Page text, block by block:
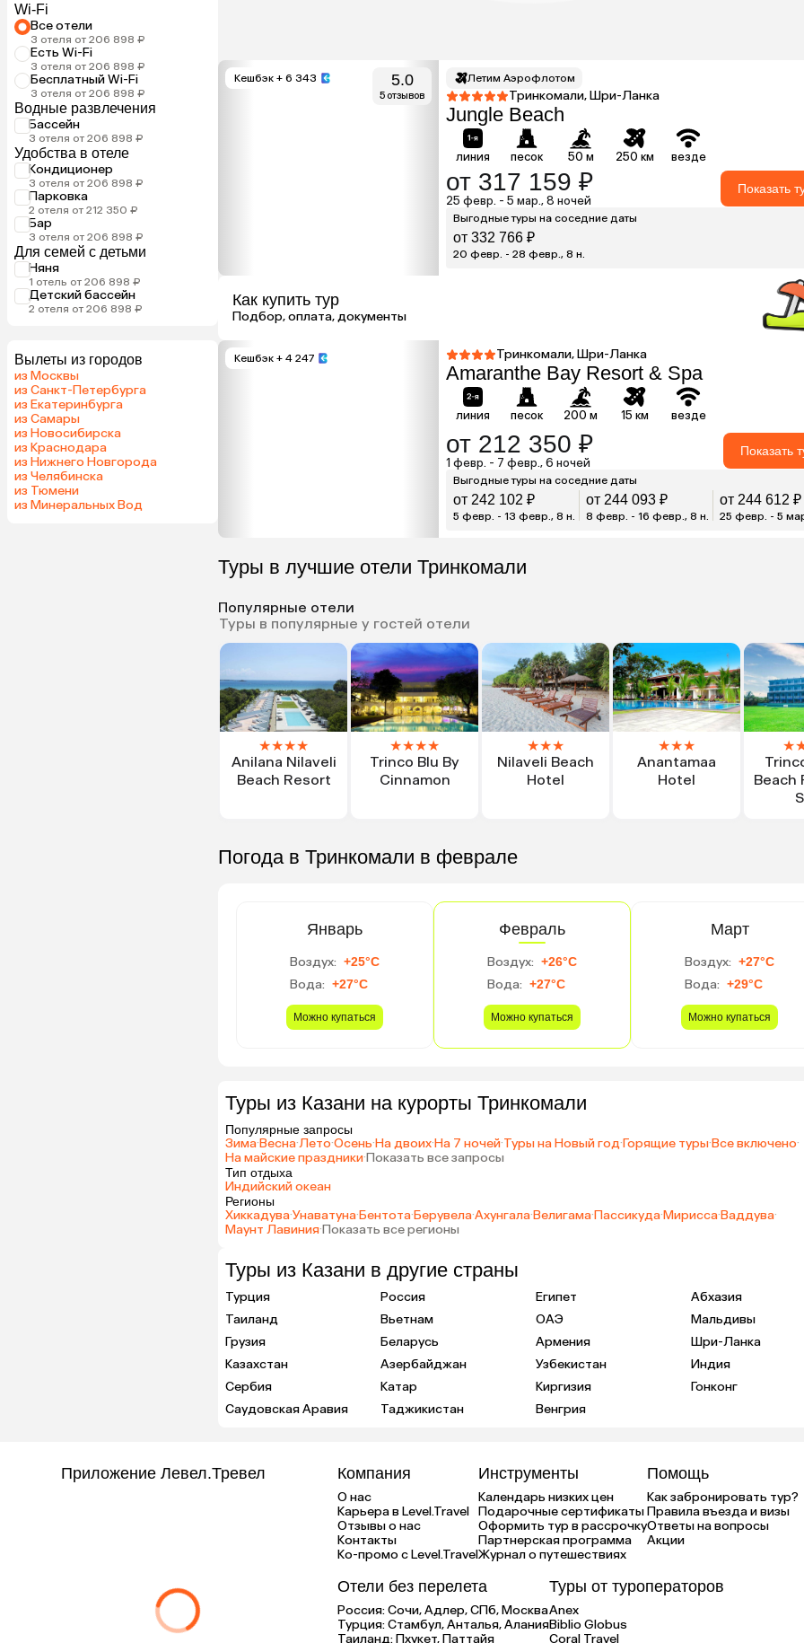
Wi-Fi
Все отели
3 отеля от 206 898 ₽
Есть Wi-Fi
3 отеля от 206 898 ₽
Бесплатный Wi-Fi
3 отеля от 206 898 ₽
Водные развлечения
Бассейн
3 отеля от 206 898 ₽
Удобства в отеле
Кондиционер
3 отеля от 206 898 ₽
Парковка
2 отеля от 212 350 ₽
Бар
3 отеля от 206 898 ₽
Для семей с детьми
Няня
1 отель от 206 898 ₽
Детский бассейн
2 отеля от 206 898 ₽
Вылеты из городов
из Москвы
из Санкт-Петербурга
из Екатеринбурга
из Самары
из Новосибирска
из Краснодара
из Нижнего Новгорода
из Челябинска
из Тюмени
из Минеральных Вод
Кешбэк + 6 343 5.0
5 отзывов
Летим Аэрофлотом
Тринкомали, Шри-Ланка
Jungle Beach
линия песок 50 м 250 км везде
от 317 159 ₽
25 февр. - 5 мар., 8 ночей
Показать
Выгодные туры на соседние даты
от 332 766 ₽
20 февр. - 28 февр., 8 н.
Как купить тур
Подбор, оплата, документы
Кешбэк + 4 247 Тринкомали, Шри-Ланка
Amaranthe Bay Resort & Spa
линия песок 200 м 15 км везде
от 212 350 ₽
1 февр. - 7 февр., 6 ночей
Показать
Выгодные туры на соседние даты
от 242 102 ₽
5 февр. - 13 февр., 8 н.
от 244 093 ₽
8 февр. - 16 февр., 8 н.
от 244 612 ₽
25 февр. - 5
Туры в лучшие отели Тринкомали
Популярные отели
Туры в популярные у гостей отели
★★★★
Anilana Nilaveli
Beach Resort
★★★★
Trinco Blu By
Cinnamon
★★★
Nilaveli Beach
Hotel
★★★
Anantamaa
Hotel
★
Beach
Погода в Тринкомали в феврале
Январь
Воздух: +25°C
Вода: +27°C
Можно купаться
Февраль
Воздух: +26°C
Вода: +27°C
Можно купаться
Март
Воздух: +27°C
Вода: +29°C
Можно купаться
Туры из Казани на курорты Тринкомали
Популярные запросы
Зима·Весна·Лето·Осень·На двоих·На 7 ночей·Туры на Новый год·Горящие туры·Все включено·
На майские праздники·Показать все запросы
Тип отдыха
Индийский океан
Регионы
Хиккадува·Унаватуна·Бентота·Берувела·Ахунгала·Велигама·Пассикуда·Мирисса·Ваддува·
Маунт Лавиния·Показать все регионы
Туры из Казани в другие страны
Турция Россия Египет
Абхазия
Таиланд
Вьетнам ОАЭ
Мальдивы
Грузия
Беларусь Армения
Шри-Ланка
Казахстан
Азербайджан Узбекистан
Индия
Сербия
Катар Киргизия
Гонконг
Саудовская Аравия
Таджикистан Венгрия
Приложение Левел.Тревел Компания
О нас
Карьера в Level.Travel
Отзывы о нас
Контакты
Ко-промо с Level.Travel
Инструменты
Календарь низких цен
Подарочные сертификаты
Оформить тур в рассрочку
Партнерская программа
Журнал о путешествиях
Помощь
Как забронировать тур?
Правила въезда и визы
Ответы на вопросы
Акции
Отели без перелета
Россия:Сочи,Адлер,СПб,Москва
Турция:Стамбул,Анталья,Алания
Таиланд:Пхукет,Паттайя
Туры от туроператоров
Anex
Biblio Globus
Coral Travel